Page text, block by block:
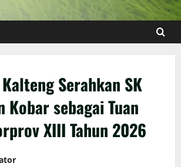
Serahkan SK
Kobar sebagai Tuan
XIII Tahun 2026